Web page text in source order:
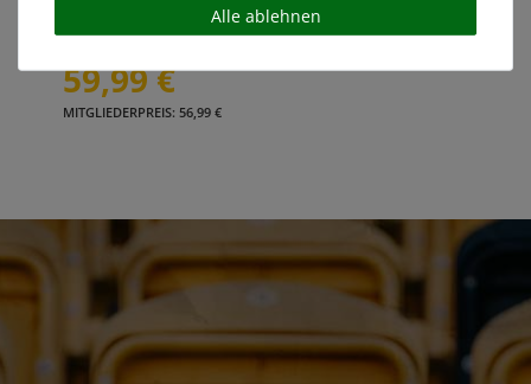
59,99 €
MITGLIEDERPREIS: 56,99 €
Alle ablehnen